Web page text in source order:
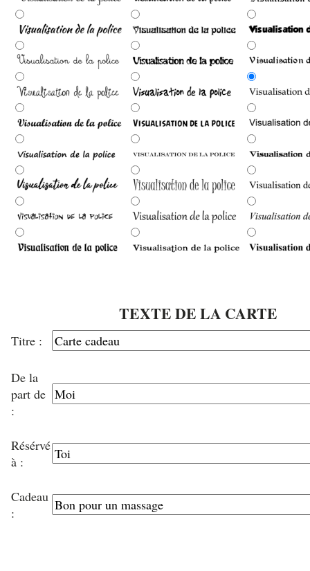
TEXTE DE LA CARTE
Titre :
De la
part de
:
Résérvé
à :
Cadeau
: